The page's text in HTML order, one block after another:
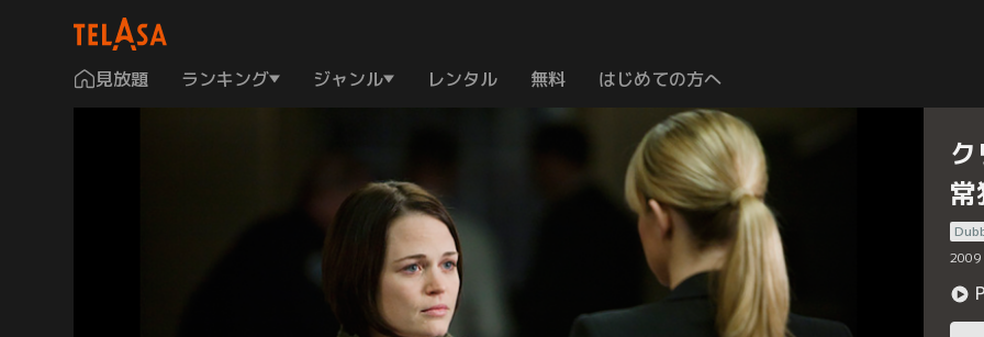
見放題 ランキング ジャンル レンタル 無料 はじめての方へ
2009